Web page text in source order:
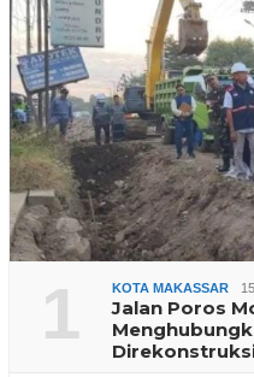
1 KOTA MAKASSAR
Jalan Poros